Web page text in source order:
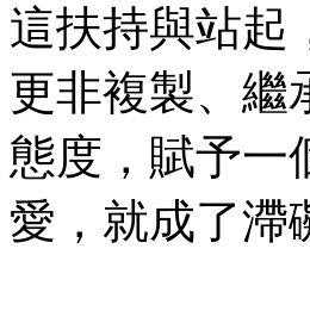
這扶持與站起
更非複製、繼
態度，賦予一
愛，就成了滯